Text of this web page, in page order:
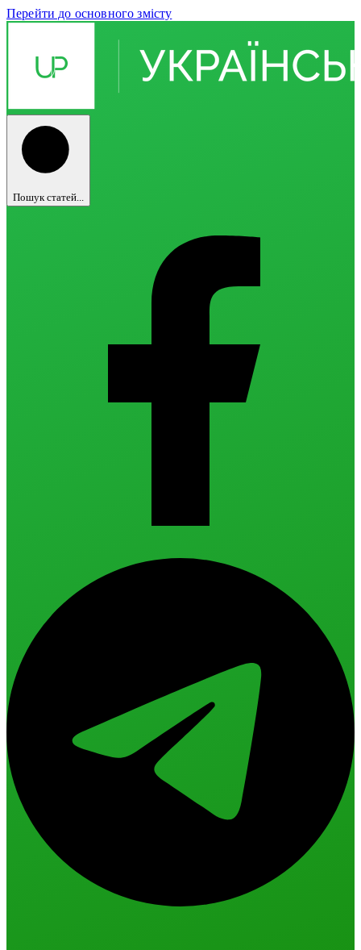
Перейти до основного змісту
Пошук статей...